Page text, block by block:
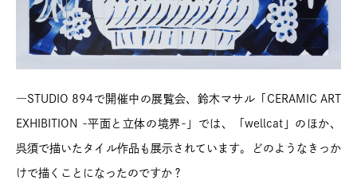
―STUDIO 894で開催中の展覧会、鈴木マサル「CERAMIC ART
EXHIBITION -平面と立体の境界-」では、「wellcat」のほか、
呉須で描いたタイル作品も展示されています。どのようなきっか
けで描くことになったのですか？